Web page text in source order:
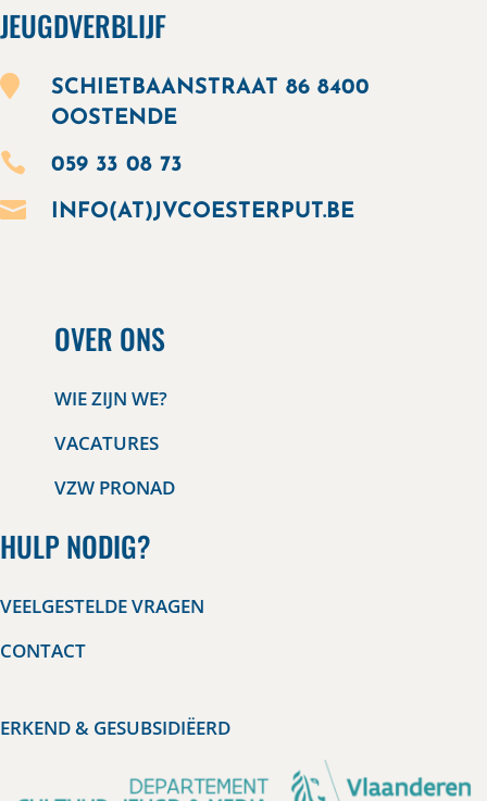
JEUGDVERBLIJF

SCHIETBAANSTRAAT 86 8400
OOSTENDE
 059 33 08 73
 INFO(AT)JVCOESTERPUT.BE
OVER ONS
WIE ZIJN WE?
VACATURES
VZW PRONAD
HULP NODIG?
VEELGESTELDE VRAGEN
CONTACT
ERKEND & GESUBSIDIËERD